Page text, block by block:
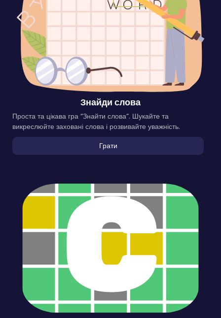
Знайди слова
Проста та цікава гра “Знайти слова”. Шукайте та
викреслюйте заховані слова і розвивайте уважність.
Грати